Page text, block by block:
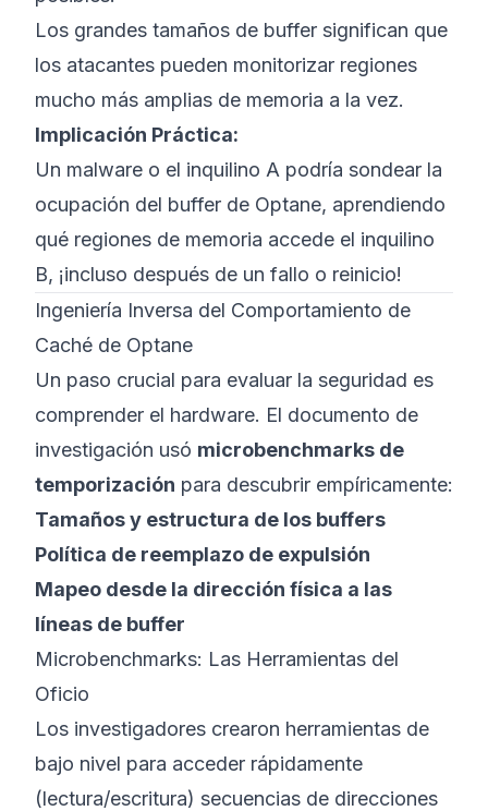
Los grandes tamaños de buffer significan que
los atacantes pueden monitorizar regiones
mucho más amplias de memoria a la vez.
Implicación Práctica:
Un malware o el inquilino A podría sondear la
ocupación del buffer de Optane, aprendiendo
qué regiones de memoria accede el inquilino
B, ¡incluso después de un fallo o reinicio!
Ingeniería Inversa del Comportamiento de
Caché de Optane
Un paso crucial para evaluar la seguridad es
comprender el hardware. El documento de
investigación usó microbenchmarks de
temporización para descubrir empíricamente:
Tamaños y estructura de los buffers
Política de reemplazo de expulsión
Mapeo desde la dirección física a las
líneas de buffer
Microbenchmarks: Las Herramientas del
Oficio
Los investigadores crearon herramientas de
bajo nivel para acceder rápidamente
(lectura/escritura) secuencias de direcciones